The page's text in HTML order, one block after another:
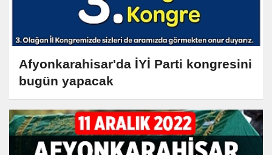
Afyonkarahisar'da İYİ Parti kongresini
bugün yapacak